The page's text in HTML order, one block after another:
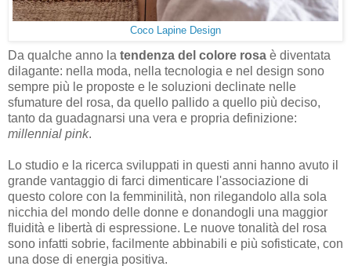
Coco Lapine Design
Da qualche anno la tendenza del colore rosa è diventata
dilagante: nella moda, nella tecnologia e nel design sono
sempre più le proposte e le soluzioni declinate nelle
sfumature del rosa, da quello pallido a quello più deciso,
tanto da guadagnarsi una vera e propria definizione:
millennial pink.
Lo studio e la ricerca sviluppati in questi anni hanno avuto il
grande vantaggio di farci dimenticare l'associazione di
questo colore con la femminilità, non rilegandolo alla sola
nicchia del mondo delle donne e donandogli una maggior
fluidità e libertà di espressione. Le nuove tonalità del rosa
sono infatti sobrie, facilmente abbinabili e più sofisticate, con
una dose di energia positiva.